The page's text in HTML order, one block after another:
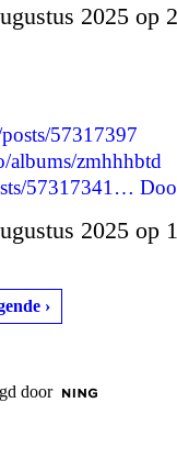
2025 op
57317397
albums/zmhhhbtd
57317341…
2025 op
›
door